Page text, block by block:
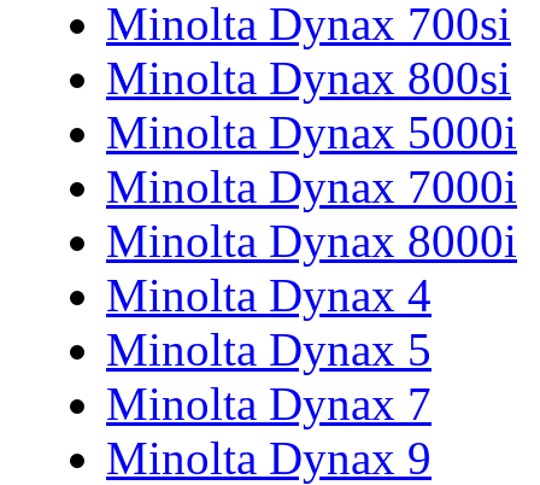
Minolta Dynax 700si
Minolta Dynax 800si
Minolta Dynax 5000i
Minolta Dynax 7000i
Minolta Dynax 8000i
Minolta Dynax 4
Minolta Dynax 5
Minolta Dynax 7
Minolta Dynax 9